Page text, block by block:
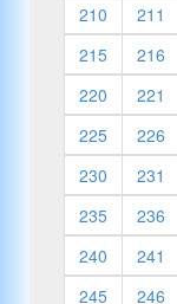
210
211
215
216
220
221
225
226
230
231
235
236
240
241
245
246